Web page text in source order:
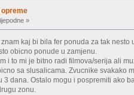
»
kaj bi bila fer ponuda za tak
obicno ponude u zamjenu.
i to mi je bitno radi filmova/serija ali
sa slusalicama. Zvucnike svakako
dana. Ostalo mogu i pospremiti ako
zonu.